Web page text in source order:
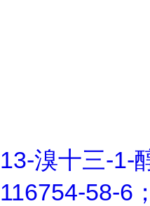
13-溴十三-1-
116754-58-6